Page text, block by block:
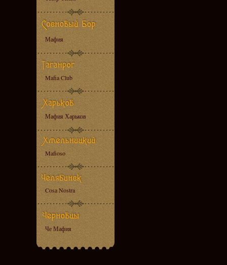
Мафия
Mafia Club
Мафия Харьков
Mafioso
Cosa Nostra
Че Мафия